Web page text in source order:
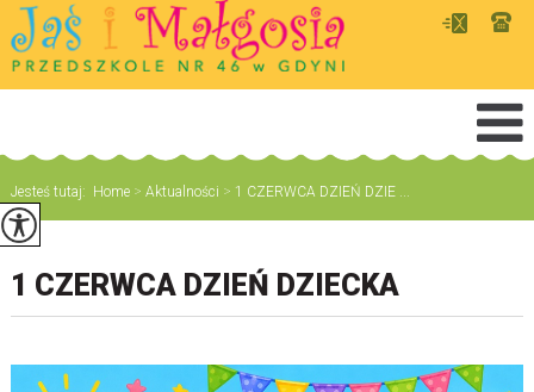
Jesteś tutaj: Home > Aktualności > 1 CZERWCA DZIEŃ DZIE ...
1 CZERWCA DZIEŃ DZIECKA